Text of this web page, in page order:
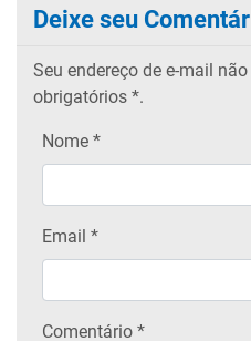
Deixe seu
Seu endereço de e-mail
obrigatórios *.
Nome *
Email *
Comentário *